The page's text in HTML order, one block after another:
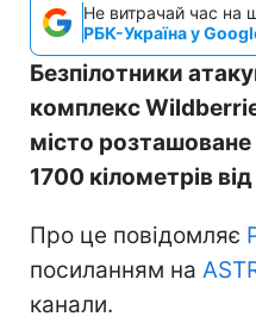
Не витрачай час на
РБК-Україна у
Безпілотники
комплекс
місто розташоване
1700 кілометрів
Про це повідомляє
посиланням на
канали.